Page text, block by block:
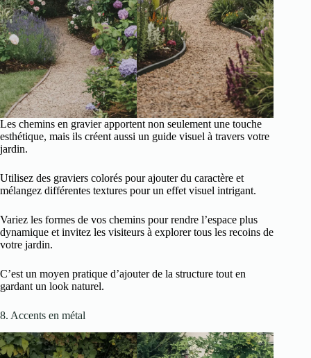
Les chemins en gravier apportent non seulement une touche
esthétique, mais ils créent aussi un guide visuel à travers votre
jardin.
Utilisez des graviers colorés pour ajouter du caractère et
mélangez différentes textures pour un effet visuel intrigant.
Variez les formes de vos chemins pour rendre l’espace plus
dynamique et invitez les visiteurs à explorer tous les recoins de
votre jardin.
C’est un moyen pratique d’ajouter de la structure tout en
gardant un look naturel.
8. Accents en métal